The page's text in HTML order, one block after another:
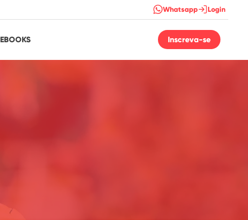
Whatsapp Login
EBOOKS Inscreva-se